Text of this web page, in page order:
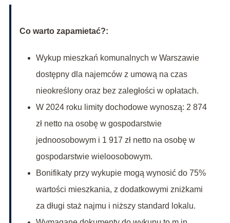
Co warto zapamietać?:
Wykup mieszkań komunalnych w Warszawie
dostępny dla najemców z umową na czas
nieokreślony oraz bez zaległości w opłatach.
W 2024 roku limity dochodowe wynoszą: 2 874
zł netto na osobę w gospodarstwie
jednoosobowym i 1 917 zł netto na osobę w
gospodarstwie wieloosobowym.
Bonifikaty przy wykupie mogą wynosić do 75%
wartości mieszkania, z dodatkowymi zniżkami
za długi staż najmu i niższy standard lokalu.